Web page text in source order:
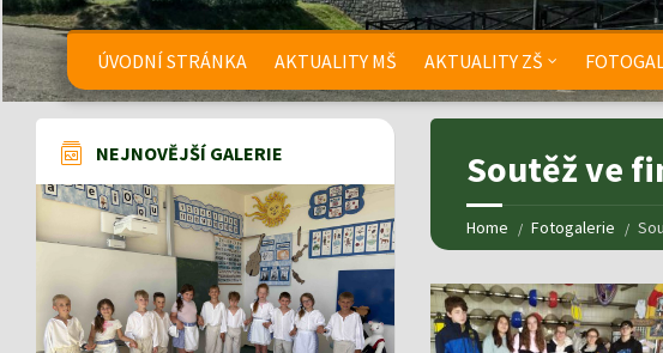
ÚVODNÍ STRÁNKA AKTUALITY MŠ AKTUALITY ZŠ
Soutěž ve
Home Fotogalerie
NEJNOVĚJŠÍ GALERIE